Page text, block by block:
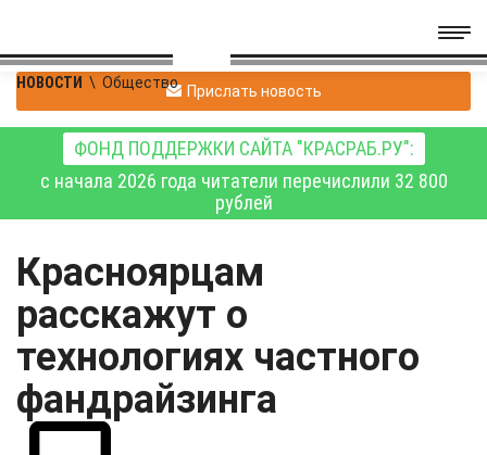
НОВОСТИ \ Общество Прислать новость
ФОНД ПОДДЕРЖКИ САЙТА "КРАСРАБ.РУ":
с начала 2026 года читатели перечислили 32 800
рублей
Красноярцам
расскажут о
технологиях частного
фандрайзинга